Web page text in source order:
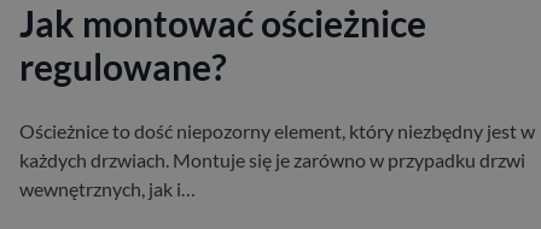
Jak montować ościeżnice
regulowane?
Ościeżnice to dość niepozorny element, który niezbędny jest w
każdych drzwiach. Montuje się je zarówno w przypadku drzwi
wewnętrznych, jak i…